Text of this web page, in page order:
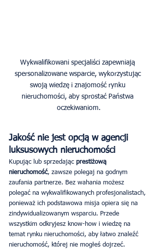
Wykwalifikowani specjaliści zapewniają
spersonalizowane wsparcie, wykorzystując
swoją wiedzę i znajomość rynku
nieruchomości, aby sprostać Państwa
Jakość nie jest opcją w agencji
luksusowych nieruchomości
Kupując lub sprzedając prestiżową
nieruchomość, zawsze polegaj na godnym
zaufania partnerze. Bez wahania możesz
polegać na wykwalifikowanych profesjonalistach,
ponieważ ich podstawowa misja opiera się na
zindywidualizowanym wsparciu. Przede
wszystkim odkryjesz know-how i wiedzę na
temat rynku nieruchomości, aby łatwo znaleźć
nieruchomość, której nie mogłeś dojrzeć.